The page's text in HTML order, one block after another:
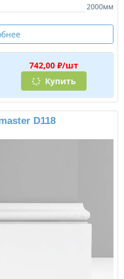
2000мм
742,00 ₽/шт
Купить
D118